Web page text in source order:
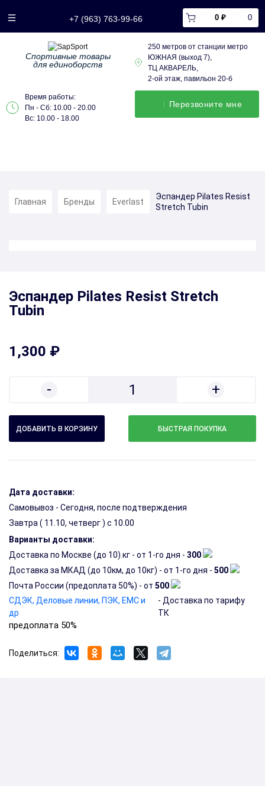
+7 (963) 763-99-66 0 ₽ 0
Спортивные товары
для единоборств
250 метров от станции метро
ЮЖНАЯ (выход 7),
ТЦ АКВАРЕЛЬ,
2-ой этаж, павильон 20-б
Время работы:
Пн - Сб: 10.00 - 20.00
Вс: 10.00 - 18.00
Перезвонитe мне
Главная Бренды Everlast
Эспандер Pilates Resist
Stretch Tubin
Эспандер Pilates Resist Stretch
Tubin
1,300 ₽
- 1 +
БЫСТРАЯ ПОКУПКА
Дата доставки:
Самовывоз - Сегодня, после подтверждения
Завтра ( 11.10, четверг) с 10.00
Варианты доставки:
Доставка по Москве (до 10) кг - от 1-го дня - 300
Доставка за МКАД (до 10км, до 10кг) - от 1-го дня - 500
Почта России (предоплата 50%) - от 500
СДЭК, Деловые линии, ПЭК, EMC и
др
предоплата 50%
- Доставка по тарифу
ТК
Поделиться: